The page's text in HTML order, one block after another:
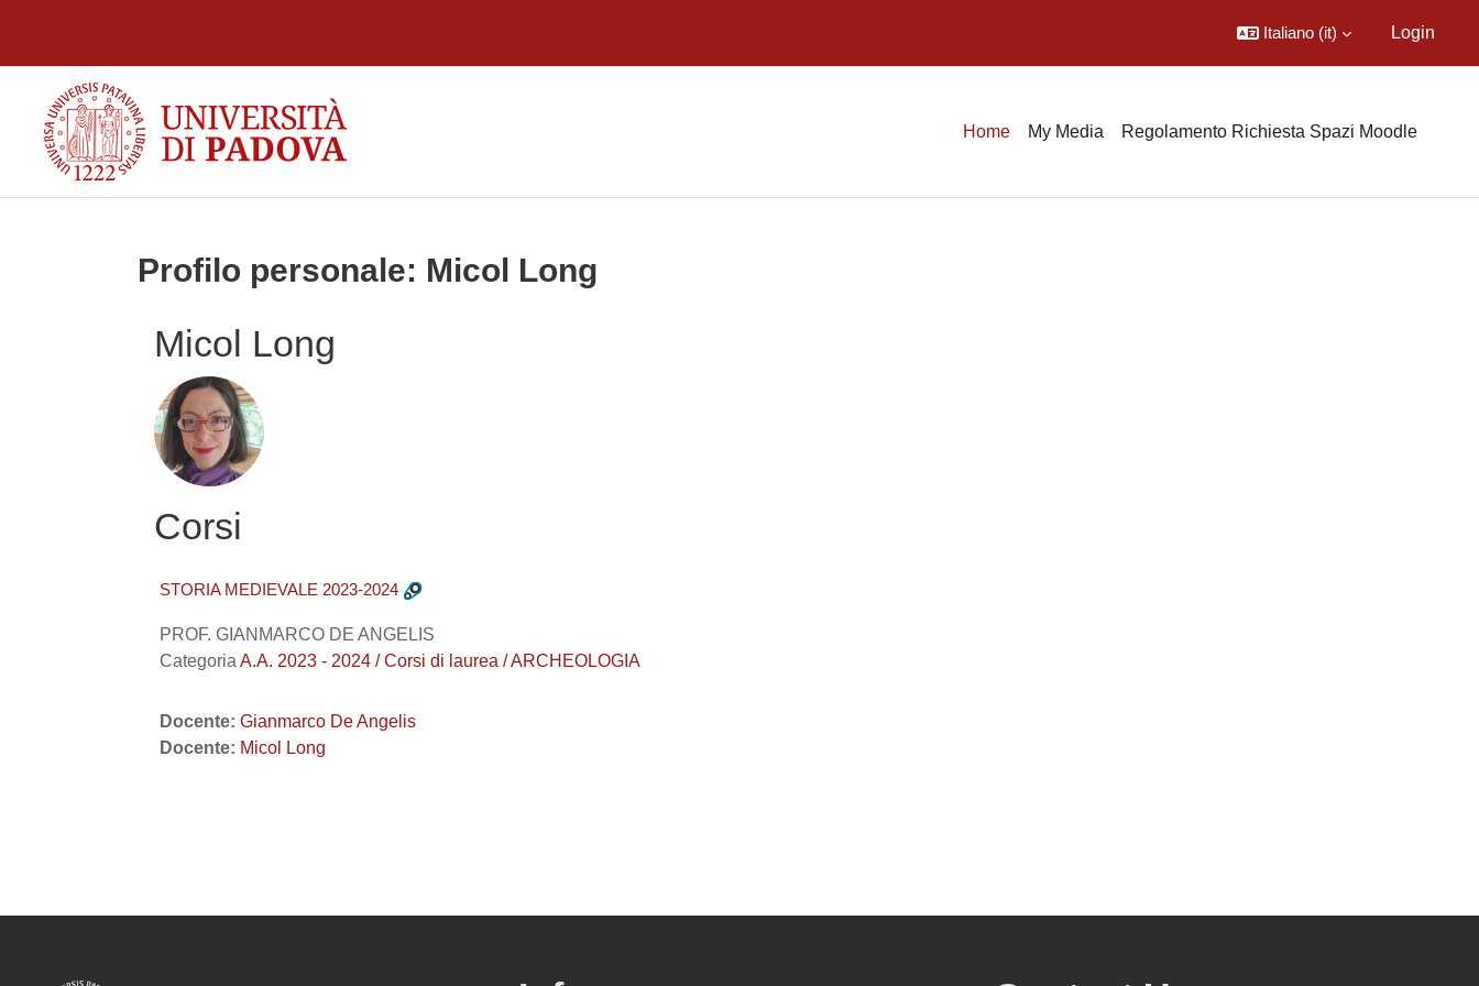
Italiano ‎(it)‎ Login
Home My Media Regolamento Richiesta Spazi Moodle
Profilo personale: Micol Long
Micol Long
Corsi
STORIA MEDIEVALE 2023-2024
PROF. GIANMARCO DE ANGELIS
Categoria A.A. 2023 - 2024 / Corsi di laurea / ARCHEOLOGIA
Docente: Gianmarco De Angelis
Docente: Micol Long